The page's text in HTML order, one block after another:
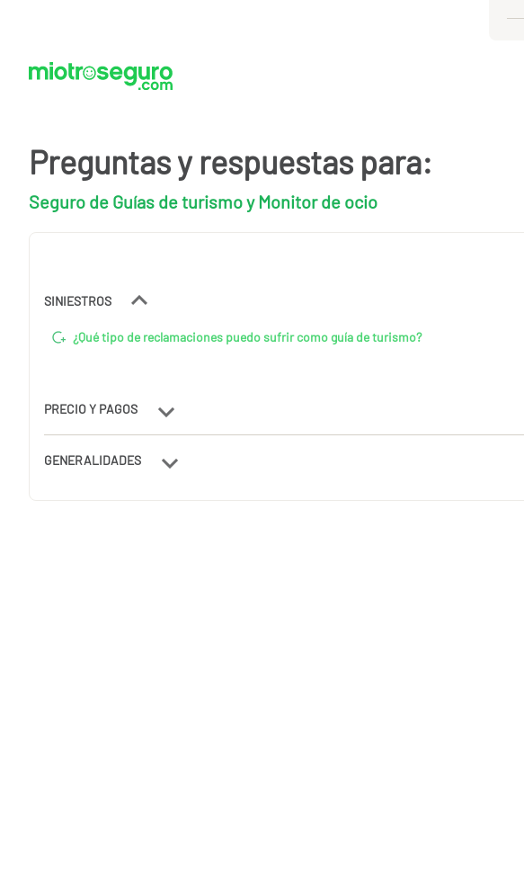
Preguntas y respuestas para:
Seguro de Guías de turismo y Monitor de ocio
SINIESTROS
¿Qué tipo de reclamaciones puedo sufrir como guía de turismo?
PRECIO Y PAGOS
GENERALIDADES